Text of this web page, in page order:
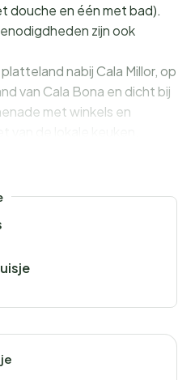
douche en één met bad).
zijn ook
nabij Cala Millor, op
van Cala Bona en dicht bij
met winkels en
zijn niet toegestaan. Er is
twee auto's.